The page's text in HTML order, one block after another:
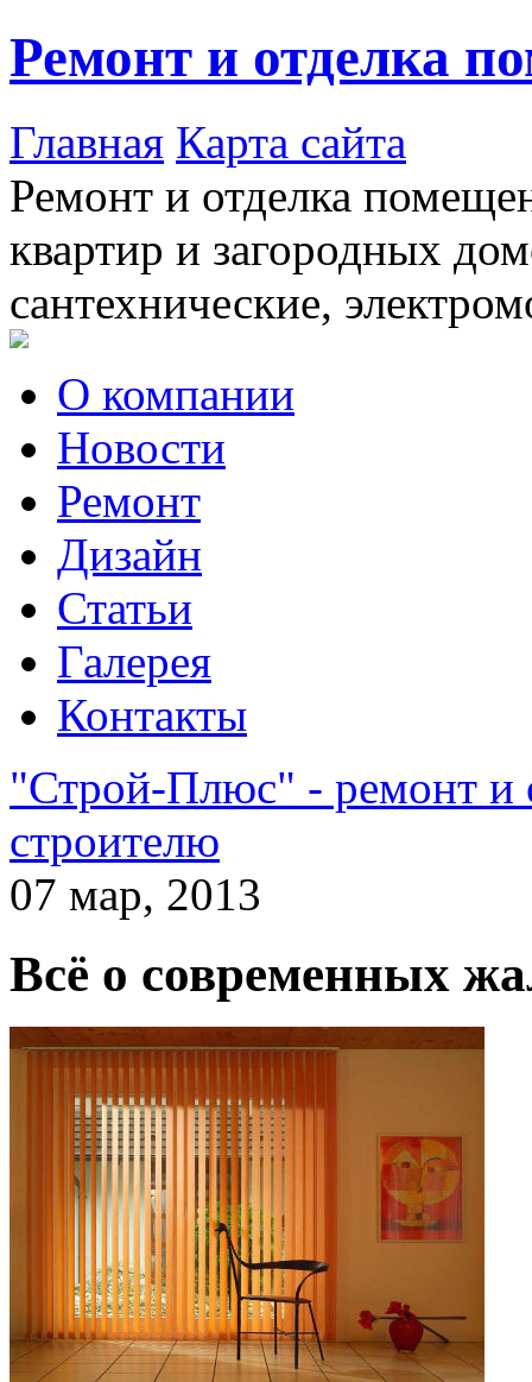
Ремонт и отделка
Главная Карта сайта
Ремонт и отделка
квартир и загородных
сантехнические,
О компании
Новости
Ремонт
Дизайн
Статьи
Галерея
Контакты
"Строй-Плюс" - ремонт и
строителю
07 мар, 2013
Всё о современных